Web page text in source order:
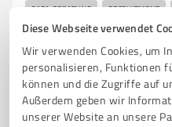
Diese Webseite verwendet
Wir verwenden Cookies, um
personalisieren, Funktionen
können und die Zugriffe auf
Außerdem geben wir
unserer Website an unsere
BAFA-BERATUNG RECRUITMENT
PERSONALENTWICKLUNG
STRATEGISCHE HR-BERATUNG
Dr. Helmut-Junghans-